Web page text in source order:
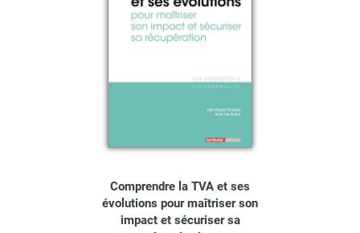
Comprendre la TVA et ses
évolutions pour maîtriser son
impact et sécuriser sa